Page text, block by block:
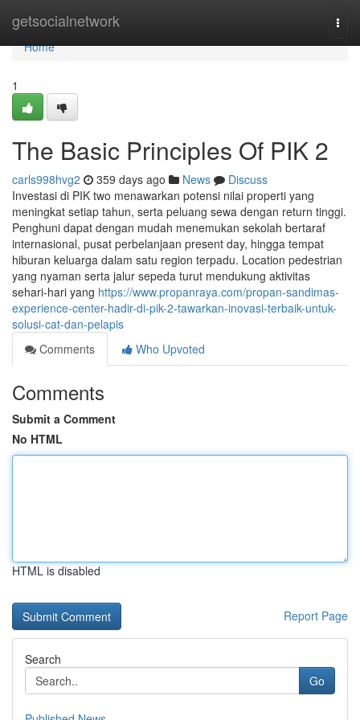
getsocialnetwork
Home
Home
1
The Basic Principles Of PIK 2
carls998hvg2 359 days ago News
Discuss
Investasi di PIK two menawarkan potensi nilai properti yang
meningkat setiap tahun, serta peluang sewa dengan return tinggi.
Penghuni dapat dengan mudah menemukan sekolah bertaraf
internasional, pusat perbelanjaan present day, hingga tempat
hiburan keluarga dalam satu region terpadu. Location pedestrian
yang nyaman serta jalur sepeda turut mendukung aktivitas
sehari-hari yang https://www.propanraya.com/propan-sandimas-
experience-center-hadir-di-pik-2-tawarkan-inovasi-terbaik-untuk-
solusi-cat-dan-pelapis
Comments
Who Upvoted
Comments
Submit a Comment
No HTML
HTML is disabled
Report Page
Search
Go